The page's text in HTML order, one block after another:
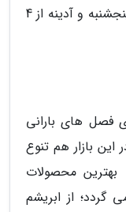
ها و غذاهای محلی دارد. بازار روزهای پنجشنبه و آدینه از 4
فصل های بارانی
این بازار هم تنوع
محصولات
گردد؛ از ابریشم